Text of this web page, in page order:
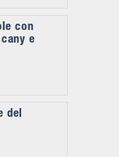
con
e
del